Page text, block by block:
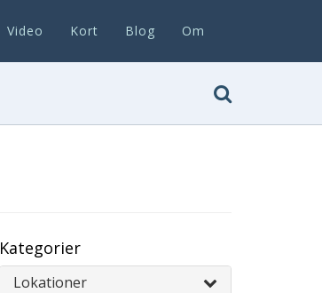
Video Kort Blog Om
Kategorier
Lokationer